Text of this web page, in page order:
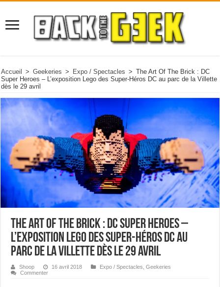
Accueil > Geekeries > Expo / Spectacles > The Art Of The Brick : DC
Super Heroes – L’exposition Lego des Super-Héros DC au parc de la Villette
dès le 29 avril
The Art Of The Brick : DC Super Heroes –
L’exposition Lego des Super-Héros DC au
parc de la Villette dès le 29 avril
Shoop 16 avril 2018 Expo / Spectacles ,Geekeries
Commenter